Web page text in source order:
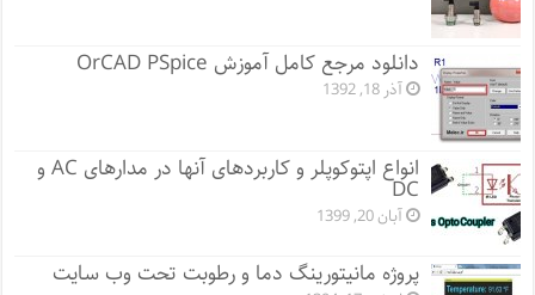
دانلود مرجع کامل آموزش OrCAD PSpice
آذر 18, 1392
انواع اپتوکوپلر و کاربردهای آنها در مدارهای AC و
DC
آبان 20, 1399
پروژه مانيتورينگ دما و رطوبت تحت وب سایت